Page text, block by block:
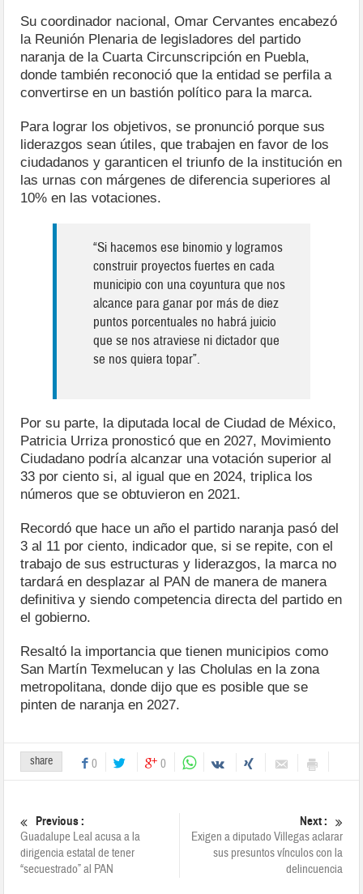
Su coordinador nacional, Omar Cervantes encabezó
la Reunión Plenaria de legisladores del partido
naranja de la Cuarta Circunscripción en Puebla,
donde también reconoció que la entidad se perfila a
convertirse en un bastión político para la marca.
Para lograr los objetivos, se pronunció porque sus
liderazgos sean útiles, que trabajen en favor de los
ciudadanos y garanticen el triunfo de la institución en
las urnas con márgenes de diferencia superiores al
10% en las votaciones.
“Si hacemos ese binomio y logramos
construir proyectos fuertes en cada
municipio con una coyuntura que nos
alcance para ganar por más de diez
puntos porcentuales no habrá juicio
que se nos atraviese ni dictador que
se nos quiera topar”.
Por su parte, la diputada local de Ciudad de México,
Patricia Urriza pronosticó que en 2027, Movimiento
Ciudadano podría alcanzar una votación superior al
33 por ciento si, al igual que en 2024, triplica los
números que se obtuvieron en 2021.
Recordó que hace un año el partido naranja pasó del
3 al 11 por ciento, indicador que, si se repite, con el
trabajo de sus estructuras y liderazgos, la marca no
tardará en desplazar al PAN de manera de manera
definitiva y siendo competencia directa del partido en
el gobierno.
Resaltó la importancia que tienen municipios como
San Martín Texmelucan y las Cholulas en la zona
metropolitana, donde dijo que es posible que se
pinten de naranja en 2027.
share 0 0
Previous :
Guadalupe Leal acusa a la
dirigencia estatal de tener
“secuestrado” al PAN
Next :
Exigen a diputado Villegas aclarar
sus presuntos vínculos con la
delincuencia